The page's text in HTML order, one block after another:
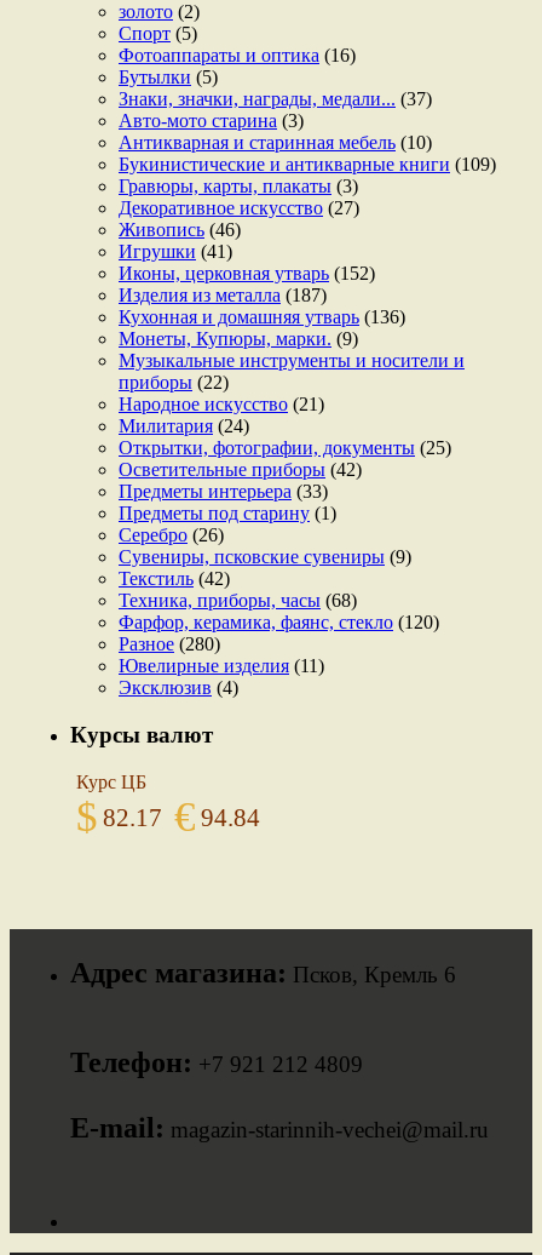
золото (2)
Спорт (5)
Фотоаппараты и оптика (16)
Бутылки (5)
Знаки, значки, награды, медали... (37)
Авто-мото старина (3)
Антикварная и старинная мебель (10)
Букинистические и антикварные книги (109)
Гравюры, карты, плакаты (3)
Декоративное искусство (27)
Живопись (46)
Игрушки (41)
Иконы, церковная утварь (152)
Изделия из металла (187)
Кухонная и домашняя утварь (136)
Монеты, Купюры, марки. (9)
Музыкальные инструменты и носители и
приборы (22)
Народное искусство (21)
Милитария (24)
Открытки, фотографии, документы (25)
Осветительные приборы (42)
Предметы интерьера (33)
Предметы под старину (1)
Серебро (26)
Сувениры, псковские сувениры (9)
Текстиль (42)
Техника, приборы, часы (68)
Фарфор, керамика, фаянс, стекло (120)
Разное (280)
Ювелирные изделия (11)
Эксклюзив (4)
Курсы валют
Курс ЦБ
$ 82.17 € 94.84
Адрес магазина: Псков, Кремль 6
Телефон: +7 921 212 4809
E-mail: magazin-starinnih-vechei@mail.ru